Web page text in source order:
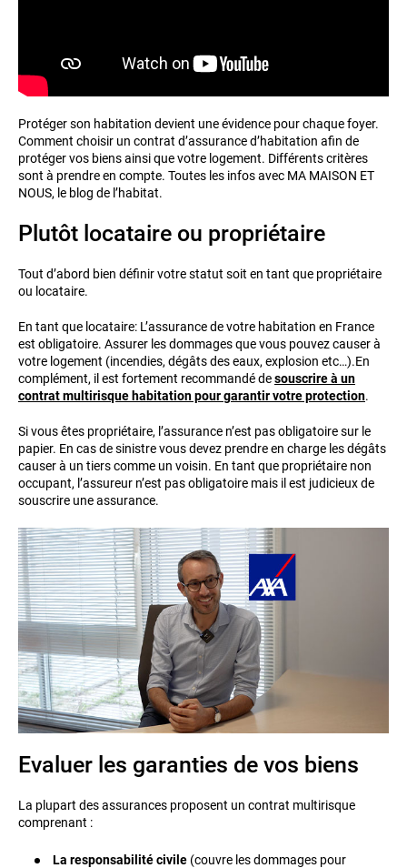
Protéger son habitation devient une évidence pour chaque foyer.
Comment choisir un contrat d’assurance d’habitation afin de
protéger vos biens ainsi que votre logement. Différents critères
sont à prendre en compte. Toutes les infos avec MA MAISON ET
NOUS, le blog de l’habitat.
Plutôt locataire ou propriétaire
Tout d’abord bien définir votre statut soit en tant que propriétaire
ou locataire.
En tant que locataire: L’assurance de votre habitation en France
est obligatoire. Assurer les dommages que vous pouvez causer à
votre logement (incendies, dégâts des eaux, explosion etc…).En
complément, il est fortement recommandé desouscrire à un
contrat multirisque habitation pour garantir votre protection.
Si vous êtes propriétaire, l’assurance n’est pas obligatoire sur le
papier. En cas de sinistre vous devez prendre en charge les dégâts
causer à un tiers comme un voisin. En tant que propriétaire non
occupant, l’assureur n’est pas obligatoire mais il est judicieux de
souscrire une assurance.
Evaluer les garanties de vos biens
La plupart des assurances proposent un contrat multirisque
comprenant :
La responsabilité civile (couvre les dommages pour